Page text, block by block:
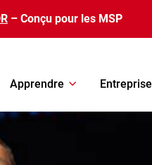
– Conçu pour les MSP
Apprendre Entreprise